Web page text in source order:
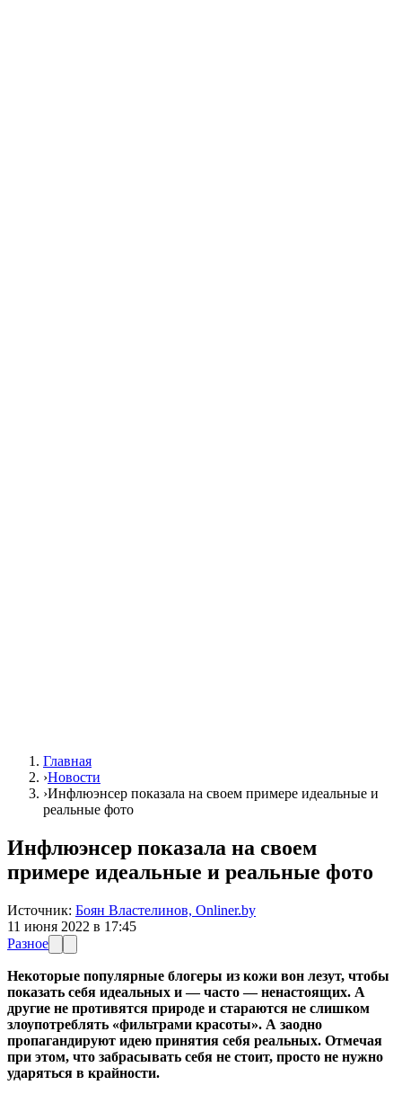
Главная
›Новости
›Инфлюэнсер показала на своем примере идеальные и
реальные фото
Инфлюэнсер показала на своем
примере идеальные и реальные фото
Источник: Боян Властелинов, Onliner.by
11 июня 2022 в 17:45
Разное
Некоторые популярные блогеры из кожи вон лезут, чтобы
показать себя идеальных и — часто — ненастоящих. А
другие не противятся природе и стараются не слишком
злоупотреблять «фильтрами красоты». А заодно
пропагандируют идею принятия себя реальных. Отмечая
при этом, что забрасывать себя не стоит, просто не нужно
ударяться в крайности.